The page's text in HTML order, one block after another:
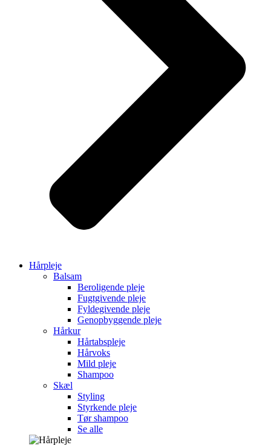
Hårpleje
Balsam
Beroligende pleje
Fugtgivende pleje
Fyldegivende pleje
Genopbyggende pleje
Hårkur
Hårtabspleje
Hårvoks
Mild pleje
Shampoo
Skæl
Styling
Styrkende pleje
Tør shampoo
Se alle